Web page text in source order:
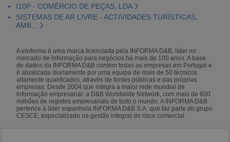
I10P - COMÉRCIO DE PEÇAS, LDA
SISTEMAS DE AR LIVRE - ACTIVIDADES TURÍSTICAS,
AMB...
A eInforma é uma marca licenciada pela INFORMA D&B, líder no
mercado de informação para negócios há mais de 100 anos. A base
de dados da INFORMA D&B contém todas as empresas em Portugal e
é atualizada diariamente por uma equipa de mais de 50 técnicos
altamente qualificados, através de fontes públicas e das próprias
empresas. Desde 2004 que integra a maior rede mundial de
informação empresarial: a D&B Worldwide Network, com mais de 600
milhões de registos empresariais de todo o mundo. A INFORMA D&B
pertence à líder espanhola INFORMA D&B S.A. que faz parte do grupo
CESCE, especializado na gestão integral do risco comercial.